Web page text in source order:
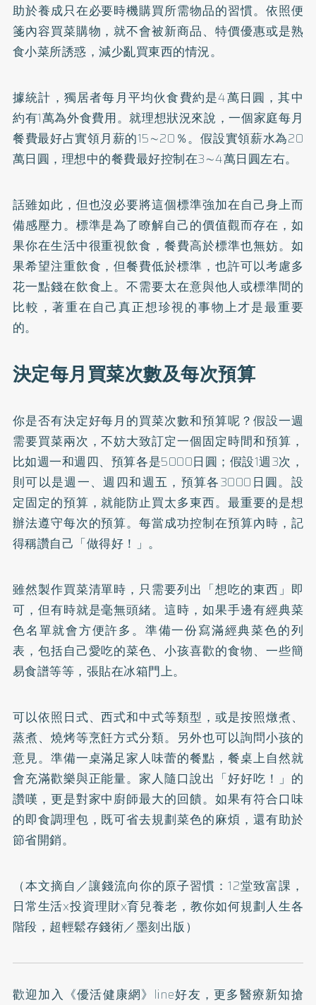
助於養成只在必要時機購買所需物品的習慣。依照便
箋內容買菜購物，就不會被新商品、特價優惠或是熟
食小菜所誘惑，減少亂買東西的情況。
據統計，獨居者每月平均伙食費約是4萬日圓，其中
約有1萬為外食費用。就理想狀況來說，一個家庭每月
餐費最好占實領月薪的15∼20％。假設實領薪水為20
萬日圓，理想中的餐費最好控制在3∼4萬日圓左右。
話雖如此，但也沒必要將這個標準強加在自己身上而
備感壓力。標準是為了瞭解自己的價值觀而存在，如
果你在生活中很重視飲食，餐費高於標準也無妨。如
果希望注重飲食，但餐費低於標準，也許可以考慮多
花一點錢在飲食上。不需要太在意與他人或標準間的
比較，著重在自己真正想珍視的事物上才是最重要
的。
決定每月買菜次數及每次預算
你是否有決定好每月的買菜次數和預算呢？假設一週
需要買菜兩次，不妨大致訂定一個固定時間和預算，
比如週一和週四、預算各是5000日圓；假設1週3次，
則可以是週一、週四和週五，預算各3000日圓。設
定固定的預算，就能防止買太多東西。最重要的是想
辦法遵守每次的預算。每當成功控制在預算內時，記
得稱讚自己「做得好！」。
雖然製作買菜清單時，只需要列出「想吃的東西」即
可，但有時就是毫無頭緒。這時，如果手邊有經典菜
色名單就會方便許多。準備一份寫滿經典菜色的列
表，包括自己愛吃的菜色、小孩喜歡的食物、一些簡
易食譜等等，張貼在冰箱門上。
可以依照日式、西式和中式等類型，或是按照燉煮、
蒸煮、燒烤等烹飪方式分類。另外也可以詢問小孩的
意見。準備一桌滿足家人味蕾的餐點，餐桌上自然就
會充滿歡樂與正能量。家人隨口說出「好好吃！」的
讚嘆，更是對家中廚師最大的回饋。如果有符合口味
的即食調理包，既可省去規劃菜色的麻煩，還有助於
節省開銷。
（本文摘自／讓錢流向你的原子習慣：12堂致富課，
日常生活x投資理財x育兒養老，教你如何規劃人生各
階段，超輕鬆存錢術／墨刻出版）
歡迎加入 《優活健康網》line好友 ，更多醫療新知搶